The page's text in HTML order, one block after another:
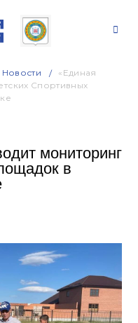
Новости
«Единая
Спортивных
мониторинг
в